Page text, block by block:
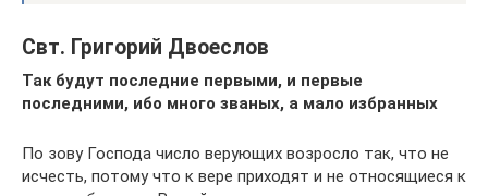
Свт. Григорий Двоеслов
Так будут последние первыми, и первые
последними, ибо много званых, а мало избранных
По зову Господа число верующих возросло так, что не
исчесть, потому что к вере приходят и не относящиеся к